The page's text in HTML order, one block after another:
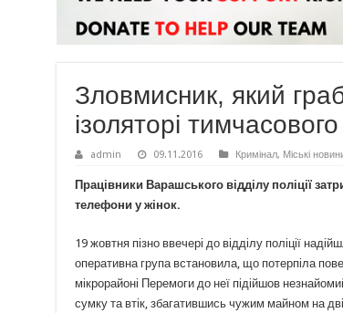
Зловмисник, який
ізоляторі
admin 09.11.2016 Кримінал, Міські
Працівники Варашського відділу поліції
телефони у жінок.
19 жовтня пізно ввечері до відділу поліції
оперативна група встановила, що потерпіла
мікрорайоні Перемоги до неї підійшов
сумку та втік, збагатившись чужим майном на